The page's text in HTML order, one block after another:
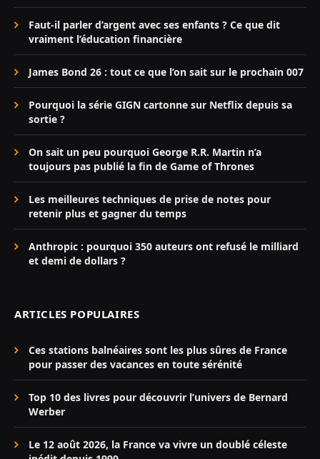
Faut-il parler d’argent avec ses enfants ? Ce que dit
vraiment l’éducation financière
James Bond 26 : tout ce que l’on sait sur le prochain 007
Pourquoi la série GIGN cartonne sur Netflix depuis sa
sortie ?
On sait un peu pourquoi George R.R. Martin n’a
toujours pas publié la fin de Game of Thrones
Les meilleures techniques de prise de notes pour
retenir plus et gagner du temps
Anthropic : pourquoi 350 auteurs ont refusé le milliard
et demi de dollars ?
ARTICLES POPULAIRES
Ces stations balnéaires sont les plus sûres de France
pour passer des vacances en toute sérénité
Top 10 des livres pour découvrir l’univers de Bernard
Werber
Le 12 août 2026, la France va vivre un doublé céleste